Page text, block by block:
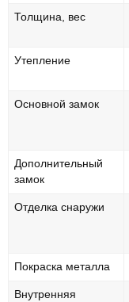
Толщина, вес
Утепление
Основной замок
Дополнительный
замок
Отделка снаружи
Покраска металла
Внутренняя